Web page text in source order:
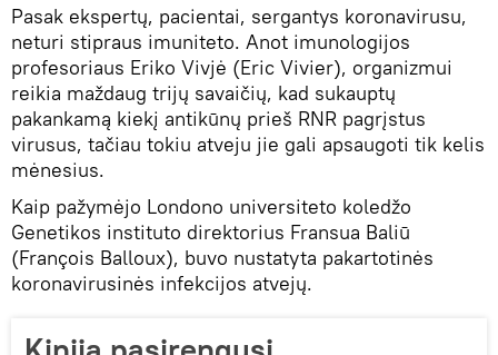
Pasak ekspertų, pacientai, sergantys koronavirusu,
neturi stipraus imuniteto. Anot imunologijos
profesoriaus Eriko Vivjė (Eric Vivier), organizmui
reikia maždaug trijų savaičių, kad sukauptų
pakankamą kiekį antikūnų prieš RNR pagrįstus
virusus, tačiau tokiu atveju jie gali apsaugoti tik kelis
mėnesius.
Kaip pažymėjo Londono universiteto koledžo
Genetikos instituto direktorius Fransua Baliū
(François Balloux), buvo nustatyta pakartotinės
koronavirusinės infekcijos atvejų.